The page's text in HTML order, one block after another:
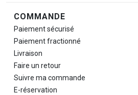
COMMANDE
Paiement sécurisé
Paiement fractionné
Livraison
Faire un retour
Suivre ma commande
E-réservation